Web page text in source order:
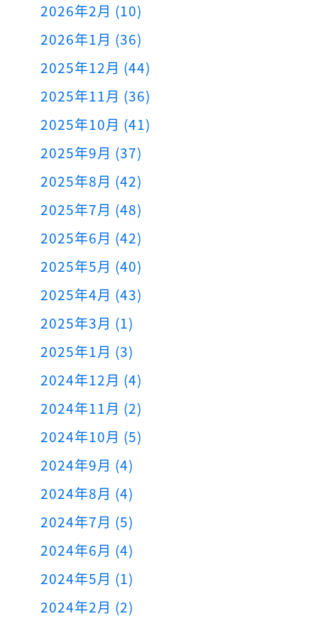
2026年2月 (10)
2026年1月 (36)
2025年12月 (44)
2025年11月 (36)
2025年10月 (41)
2025年9月 (37)
2025年8月 (42)
2025年7月 (48)
2025年6月 (42)
2025年5月 (40)
2025年4月 (43)
2025年3月 (1)
2025年1月 (3)
2024年12月 (4)
2024年11月 (2)
2024年10月 (5)
2024年9月 (4)
2024年8月 (4)
2024年7月 (5)
2024年6月 (4)
2024年5月 (1)
2024年2月 (2)